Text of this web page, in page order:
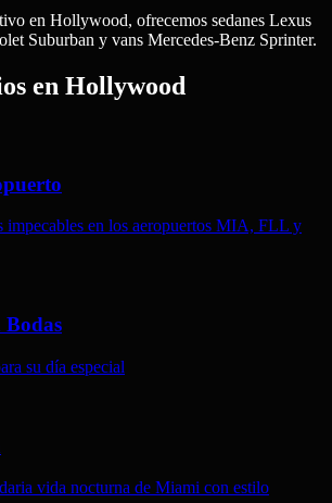
en Hollywood, ofrecemos sedanes Lexus
Suburban y vans Mercedes-Benz Sprinter.
en Hollywood
impecables en los aeropuertos MIA, FLL y
su día especial
vida nocturna de Miami con estilo